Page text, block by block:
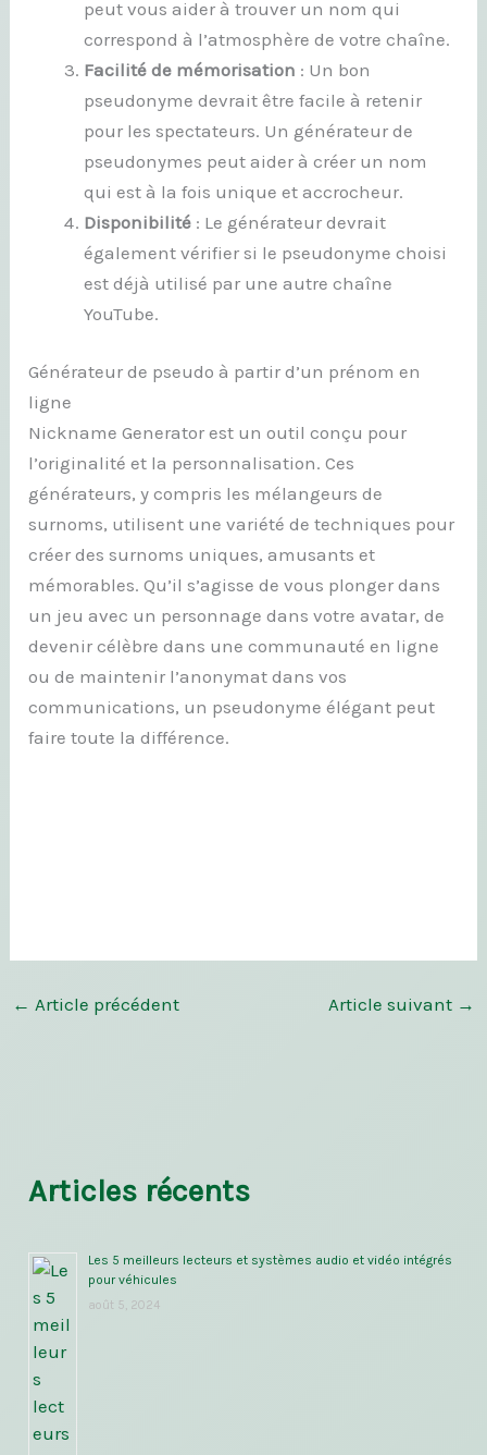
peut vous aider à trouver un nom qui
correspond à l’atmosphère de votre chaîne.
Facilité de mémorisation : Un bon
pseudonyme devrait être facile à retenir
pour les spectateurs. Un générateur de
pseudonymes peut aider à créer un nom
qui est à la fois unique et accrocheur.
Disponibilité : Le générateur devrait
également vérifier si le pseudonyme choisi
est déjà utilisé par une autre chaîne
YouTube.
Générateur de pseudo à partir d’un prénom en
ligne
Nickname Generator est un outil conçu pour
l’originalité et la personnalisation. Ces
générateurs, y compris les mélangeurs de
surnoms, utilisent une variété de techniques pour
créer des surnoms uniques, amusants et
mémorables. Qu’il s’agisse de vous plonger dans
un jeu avec un personnage dans votre avatar, de
devenir célèbre dans une communauté en ligne
ou de maintenir l’anonymat dans vos
communications, un pseudonyme élégant peut
faire toute la différence.
← Article précédent Article suivant →
Articles récents
Les 5 meilleurs lecteurs et systèmes audio et vidéo intégrés
pour véhicules
août 5, 2024